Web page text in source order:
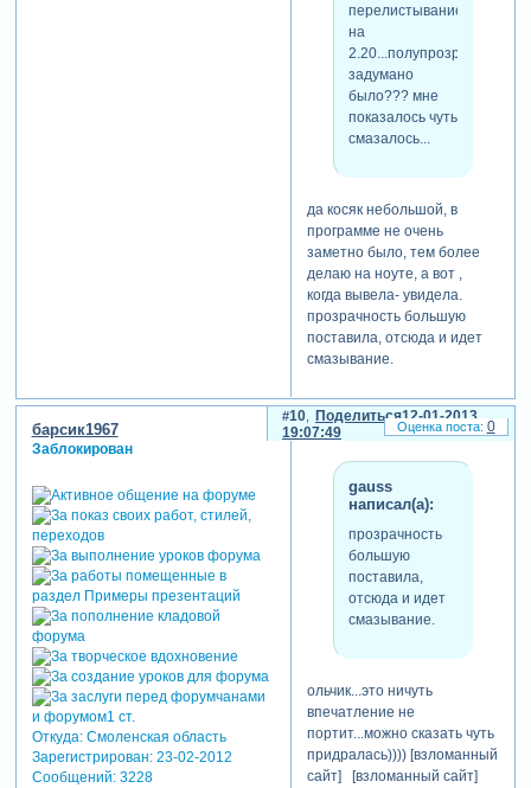
перелистывание
на
2.20...полупрозрачное...так
задумано
было??? мне
показалось чуть
смазалось...
да косяк небольшой, в
программе не очень
заметно было, тем более
делаю на ноуте, а вот ,
когда вывела- увидела.
прозрачность большую
поставила, отсюда и идет
смазывание.
Поделиться
10
12-01-2013
19:07:49
барсик1967
Заблокирован
Откуда:Смоленская область
Зарегистрирован: 23-02-2012
Сообщений:3228
gauss
написал(а):
прозрачность
большую
поставила,
отсюда и идет
смазывание.
ольчик...это ничуть
впечатление не
портит...можно сказать чуть
придралась)))) [взломанный
сайт] [взломанный сайт]
0